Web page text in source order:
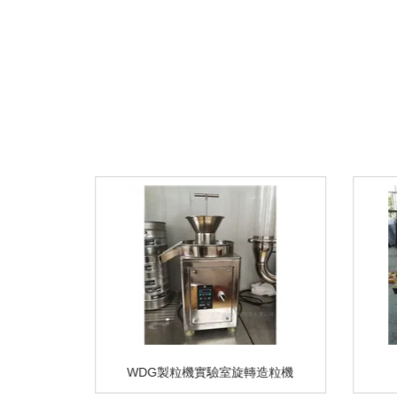
WDG製粒機實驗室旋轉造粒機